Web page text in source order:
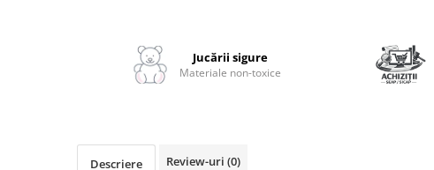
Balansoare & Covorase de Joaca
Depozitare & Organizare Jucarii
Jucării sigure
Materiale non-toxice
Descriere Review-uri (0)